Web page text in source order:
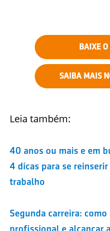
BAIXE
SAIBA MAIS
Leia também:
40 anos ou mais e em
4 dicas para se
trabalho
Segunda carreira:
profissional e alcançar